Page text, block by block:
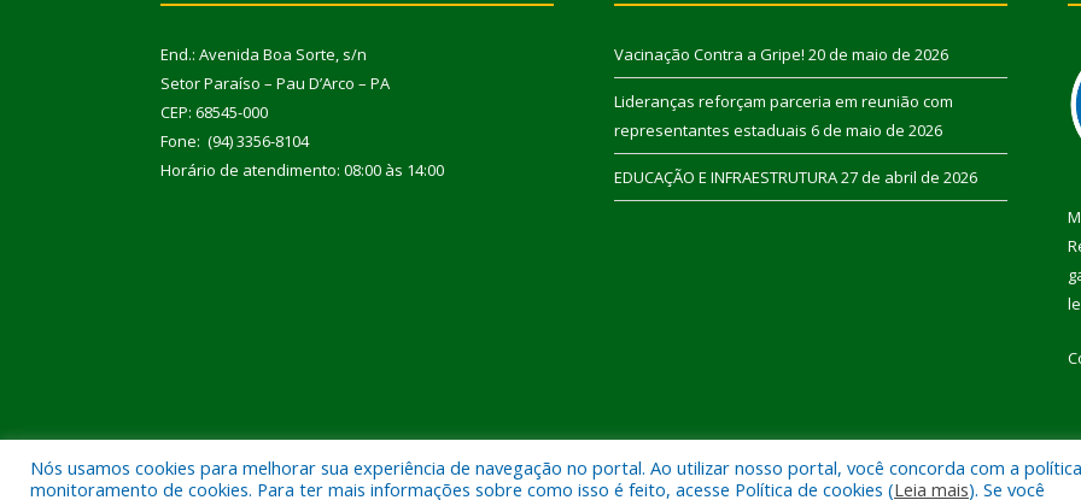
End.: Avenida Boa Sorte, s/n
Setor Paraíso – Pau D’Arco – PA
CEP: 68545-000
Fone: (94) 3356-8104
Horário de atendimento: 08:00 às 14:00
Vacinação Contra a Gripe! 20 de maio de 2026
Lideranças reforçam parceria em reunião com
representantes estaduais 6 de maio de 2026
EDUCAÇÃO E INFRAESTRUTURA27 de abril de 2026
Todos os direitos reservados a Prefeitura Municipal de Pau D’Arco. Mapa do Site
Nós usamos cookies para melhorar sua experiência de navegação no portal. Ao utilizar nosso portal, você concorda com a
monitoramento de cookies. Para ter mais informações sobre como isso é feito, acesse Política de cookies (Leia mais). Se você